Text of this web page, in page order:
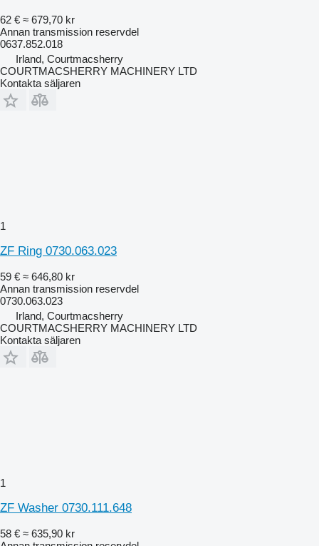
62 € ≈ 679,70 kr
Annan transmission reservdel
0637.852.018
Irland, Courtmacsherry
COURTMACSHERRY MACHINERY LTD
Kontakta säljaren
1
ZF Ring 0730.063.023
59 € ≈ 646,80 kr
Annan transmission reservdel
0730.063.023
Irland, Courtmacsherry
COURTMACSHERRY MACHINERY LTD
Kontakta säljaren
1
ZF Washer 0730.111.648
58 € ≈ 635,90 kr